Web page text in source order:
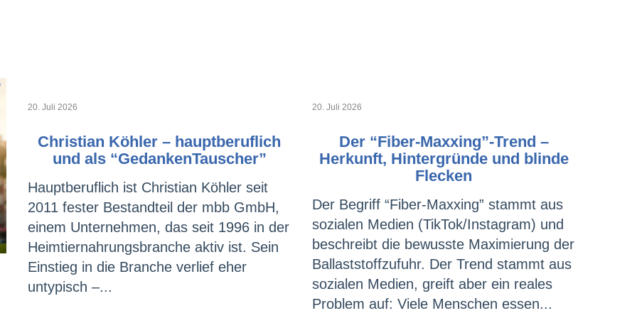
20. Juli 2026
Christian Köhler – hauptberuflich
und als “GedankenTauscher”
Hauptberuflich ist Christian Köhler seit
2011 fester Bestandteil der mbb GmbH,
einem Unternehmen, das seit 1996 in der
Heimtiernahrungsbranche aktiv ist. Sein
Einstieg in die Branche verlief eher
untypisch –...
20. Juli 2026
Der “Fiber-Maxxing”-Trend –
Herkunft, Hintergründe und blinde
Flecken
Der Begriff “Fiber-Maxxing” stammt aus
sozialen Medien (TikTok/Instagram) und
beschreibt die bewusste Maximierung der
Ballaststoffzufuhr. Der Trend stammt aus
sozialen Medien, greift aber ein reales
Problem auf: Viele Menschen essen...